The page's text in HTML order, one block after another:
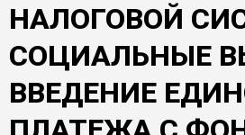
НАЛОГОВОЙ
СОЦИАЛЬНЫЕ
ВВЕДЕНИЕ